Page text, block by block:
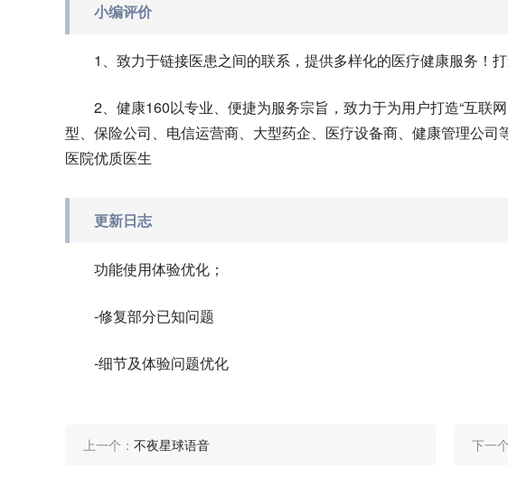
小编评价
1、致力于链接医患之间的联系，提供多样化的医疗健康服务！
2、健康160以专业、便捷为服务宗旨，致力于为用户打造“互联
型、保险公司、电信运营商、大型药企、医疗设备商、健康管理公
医院优质医生
更新日志
功能使用体验优化；
-修复部分已知问题
-细节及体验问题优化
上一个： 不夜星球语音 下一